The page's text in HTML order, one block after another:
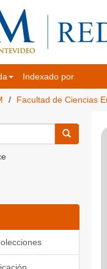
Indexado por
Facultad de Ciencias